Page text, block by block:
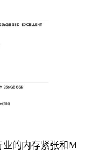
的内存紧张和M